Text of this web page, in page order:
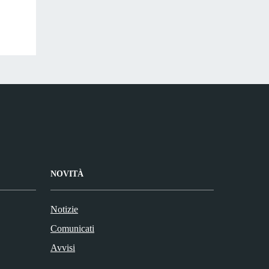
NOVITÀ
Notizie
Comunicati
Avvisi